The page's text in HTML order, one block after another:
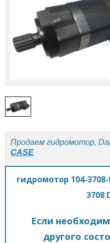
Продаем гидромотор,
CASE
гидромотор 104-3708-
3708
Если
другого